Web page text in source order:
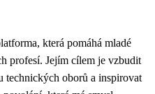
která pomáhá mladé
profesí. Jejím cílem je vzbudit
technických oborů a inspirovat